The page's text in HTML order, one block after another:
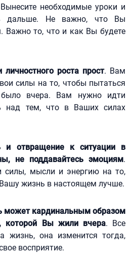
необходимые уроки и
дальше. Не важно, что Вы
Важно то, что и как Вы будете
личностного роста прост. Вам
силы на то, чтобы пытаться
вчера. Вам нужно идти
над тем, что в Ваших силах
и отвращение к ситуации в
не поддавайтесь эмоциям.
силы, мысли и энергию на то,
жизнь в настоящем лучше.
может кардинальным образом
которой Вы жили вчера. Все
жизнь, она изменится тогда,
восприятие.